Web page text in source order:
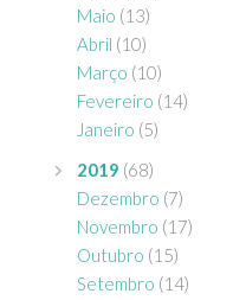
Maio (13)
Abril (10)
Março (10)
Fevereiro (14)
Janeiro (5)
2019 (68)
Dezembro (7)
Novembro (17)
Outubro (15)
Setembro (14)